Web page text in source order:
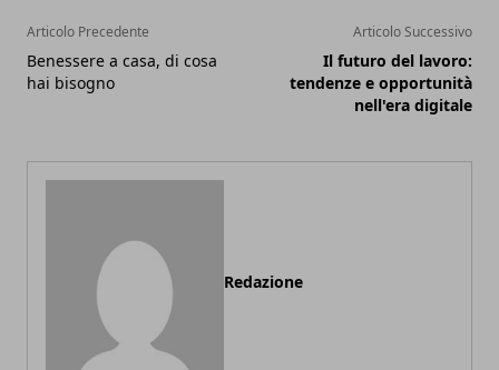
Articolo Precedente
Benessere a casa, di cosa
hai bisogno
Articolo Successivo
Il futuro del lavoro:
tendenze e opportunità
nell'era digitale
Redazione